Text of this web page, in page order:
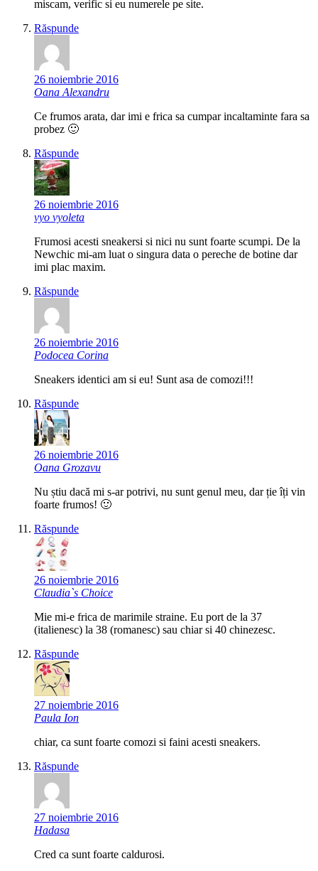
miscam, verific si eu numerele pe site.
Răspunde
26 noiembrie 2016
Oana Alexandru
Ce frumos arata, dar imi e frica sa cumpar incaltaminte fara sa
probez 🙂
Răspunde
26 noiembrie 2016
vyo vyoleta
Frumosi acesti sneakersi si nici nu sunt foarte scumpi. De la
Newchic mi-am luat o singura data o pereche de botine dar
imi plac maxim.
Răspunde
26 noiembrie 2016
Podocea Corina
Sneakers identici am si eu! Sunt asa de comozi!!!
Răspunde
26 noiembrie 2016
Oana Grozavu
Nu știu dacă mi s-ar potrivi, nu sunt genul meu, dar ție îți vin
foarte frumos! 🙂
Răspunde
26 noiembrie 2016
Claudia`s Choice
Mie mi-e frica de marimile straine. Eu port de la 37
(italienesc) la 38 (romanesc) sau chiar si 40 chinezesc.
Răspunde
27 noiembrie 2016
Paula Ion
chiar, ca sunt foarte comozi si faini acesti sneakers.
Răspunde
27 noiembrie 2016
Hadasa
Cred ca sunt foarte caldurosi.